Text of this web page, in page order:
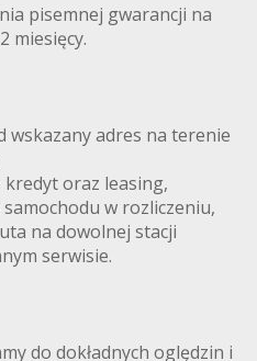
pisemnej gwarancji na
miesięcy.
adres na terenie
oraz leasing,
w rozliczeniu,
na dowolnej stacji
serwisie.
do dokładnych oględzin i